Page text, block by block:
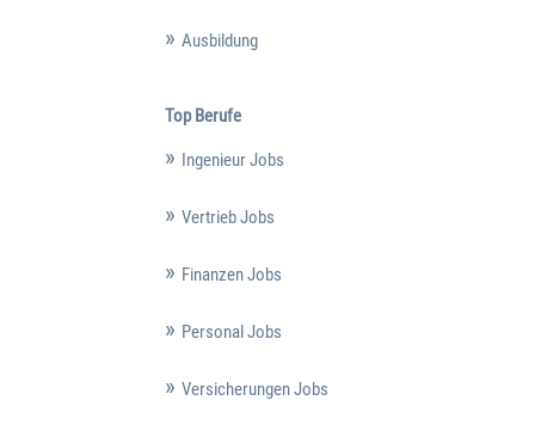
Ausbildung
Top Berufe
Ingenieur Jobs
Vertrieb Jobs
Finanzen Jobs
Personal Jobs
Versicherungen Jobs